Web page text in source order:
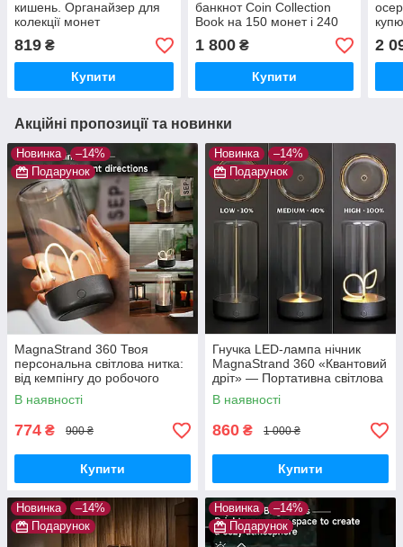
кишень. Органайзер для
колекції монет
819 ₴
Купити
банкнот Coin Collection
Book на 150 монет і 240
банкнот
1 800₴
Купити
2
Акційні пропозиції та новинки
Новинка
–14%
Подарунок
MagnaStrand 360 Твоя
персональна світлова нитка:
від кемпінгу до робочого
столу
В наявності
774 ₴ 900 ₴
Купити
Новинка
–14%
Подарунок
Гнучка LED-лампа нічник
MagnaStrand 360 «Квантовий
дріт» — Портативна світлова
нитка Lumia Flex з магнітом
(Тепле світло)
В наявності
860 ₴ 1 000 ₴
Купити
Новинка
–14%
Подарунок
Новинка
–14%
Подарунок